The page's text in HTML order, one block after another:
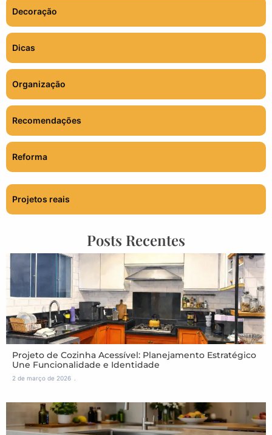
Decoração
Dicas
Organização
Recomendações
Reforma
Projetos reais
Posts Recentes
Projeto de Cozinha Acessível: Planejamento Estratégico
Une Funcionalidade e Identidade
2 de março de 2026